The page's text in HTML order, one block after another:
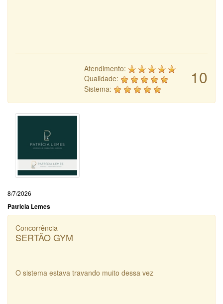
10
Atendimento:
Qualidade:
Sistema:
8/7/2026
Patricia Lemes
Concorrência
SERTÃO GYM
O sistema estava travando muito dessa vez